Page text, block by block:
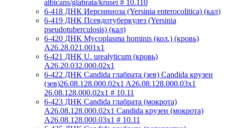
albicans/glabrata/krusei # 10.110
6-418 ДНК Иерсиниоза (Yersinia enterocolitica) (кал)
6-419 ДНК Псевдотуберкулез (Yersinia
pseudotuberculosis) (кал)
6-420 ДНК Mycoplasma hominis (кол.) (кровь)
A26.28.021.001x1
6-421 ДНК U. urealyticum (кровь)
A26.20.032.000.02х1
6-422 ДНК Candida глабрата (зев) Candida крузеи
(зев)26.08.128.000.02x1 A26.08.128.000.03x1
26.08.128.000.02x1 # 10.11
6-423 ДНК Candida глабрата (мокрота)
A26.08.128.000.02x1 Candida крузеи (мокрота)
A26.08.128.000.03x1 # 10.11